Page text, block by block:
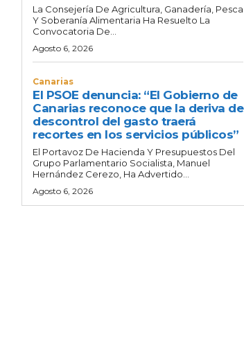
La Consejería De Agricultura, Ganadería, Pesca
Y Soberanía Alimentaria Ha Resuelto La
Convocatoria De...
Agosto 6, 2026
Canarias
El PSOE denuncia: “El Gobierno de
Canarias reconoce que la deriva de
descontrol del gasto traerá
recortes en los servicios públicos”
El Portavoz De Hacienda Y Presupuestos Del
Grupo Parlamentario Socialista, Manuel
Hernández Cerezo, Ha Advertido...
Agosto 6, 2026